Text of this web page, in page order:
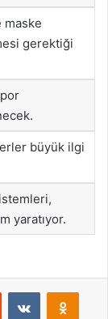
maske
gerektiği
büyük ilgi
yaratıyor.
Reddit VKontakte